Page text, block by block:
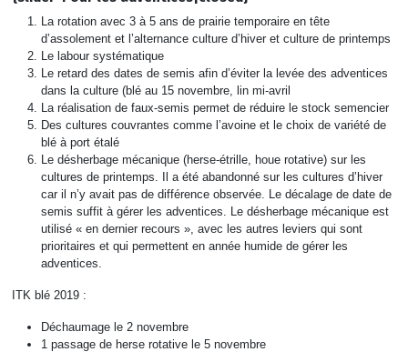
La rotation avec 3 à 5 ans de prairie temporaire en tête
d’assolement et l’alternance culture d’hiver et culture de printemps
Le labour systématique
Le retard des dates de semis afin d’éviter la levée des adventices
dans la culture (blé au 15 novembre, lin mi-avril
La réalisation de faux-semis permet de réduire le stock semencier
Des cultures couvrantes comme l’avoine et le choix de variété de
blé à port étalé
Le désherbage mécanique (herse-étrille, houe rotative) sur les
cultures de printemps. Il a été abandonné sur les cultures d’hiver
car il n’y avait pas de différence observée. Le décalage de date de
semis suffit à gérer les adventices. Le désherbage mécanique est
utilisé « en dernier recours », avec les autres leviers qui sont
prioritaires et qui permettent en année humide de gérer les
adventices.
ITK blé 2019 :
Déchaumage le 2 novembre
1 passage de herse rotative le 5 novembre